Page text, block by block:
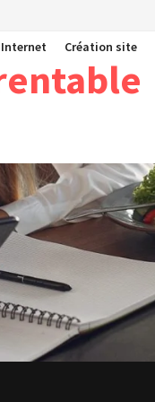
Internet Création site